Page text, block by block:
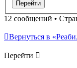
12 сообщений •
Вернуться в
Перейти